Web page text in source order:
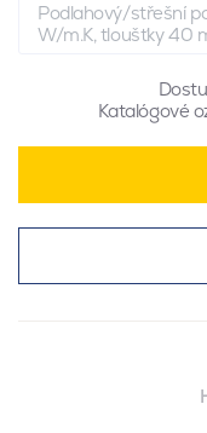
Podlahový/střešní
W/m.K, tloušťky 40
Katalógové